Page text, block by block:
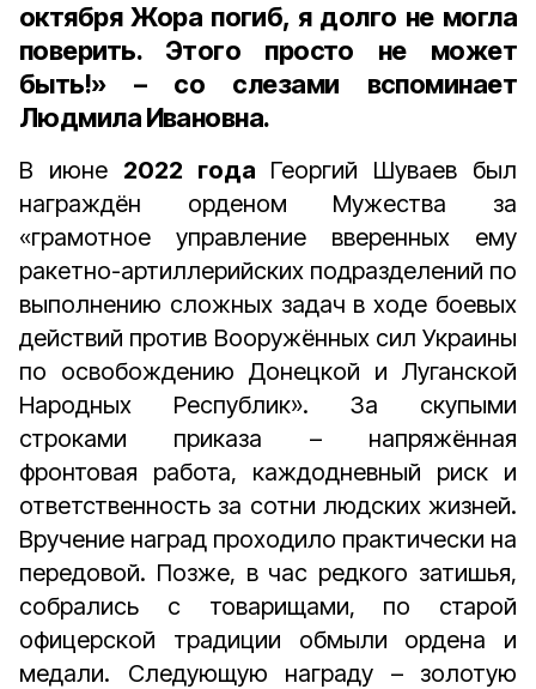
октября Жора погиб, я долго не могла
поверить. Этого просто не может
быть!» – со слезами вспоминает
Людмила Ивановна.
В июне 2022 года Георгий Шуваев был
награждён орденом Мужества за
«грамотное управление вверенных ему
ракетно-артиллерийских подразделений по
выполнению сложных задач в ходе боевых
действий против Вооружённых сил Украины
по освобождению Донецкой и Луганской
Народных Республик». За скупыми
строками приказа – напряжённая
фронтовая работа, каждодневный риск и
ответственность за сотни людских жизней.
Вручение наград проходило практически на
передовой. Позже, в час редкого затишья,
собрались с товарищами, по старой
офицерской традиции обмыли ордена и
медали. Следующую награду – золотую